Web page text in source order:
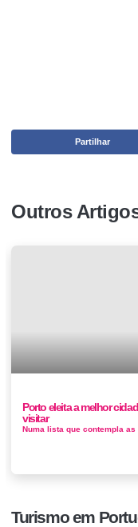
Partilhar
Outros
Porto eleita a melhor
visitar
Turismo em